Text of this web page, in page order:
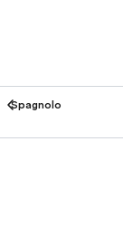
Spagnolo